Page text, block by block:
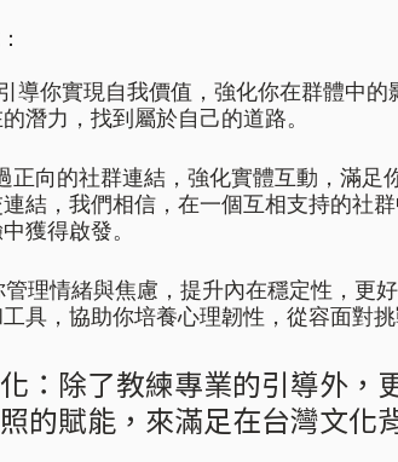
導你實現自我價值，強化你在群體中
潛力，找到屬於自己的道路。
正向的社群連結，強化實體互動，滿足
結，我們相信，在一個互相支持的社
獲得啟發。
管理情緒與焦慮，提升內在穩定性，更
具，協助你培養心理韌性，從容面對
：除了教練專業的引導外，
的賦能，來滿足在台灣文化